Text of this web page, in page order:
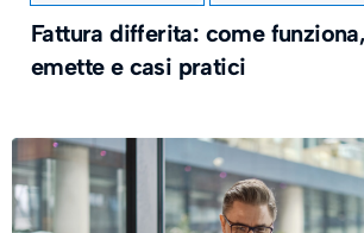
Fattura differita: come
emette e casi pratici